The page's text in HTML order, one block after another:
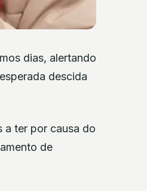
dias, alertando
descida
a ter por causa do
de